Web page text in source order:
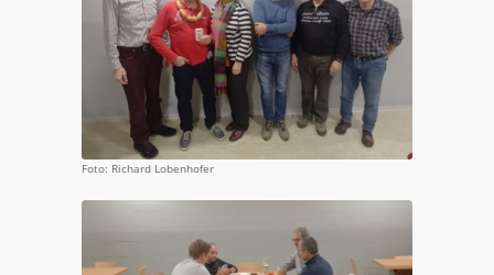
Foto: Richard Lobenhofer